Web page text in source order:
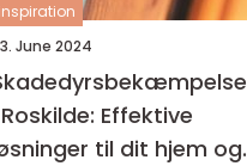
inspiration
June 2024
Effektive
til dit hjem og